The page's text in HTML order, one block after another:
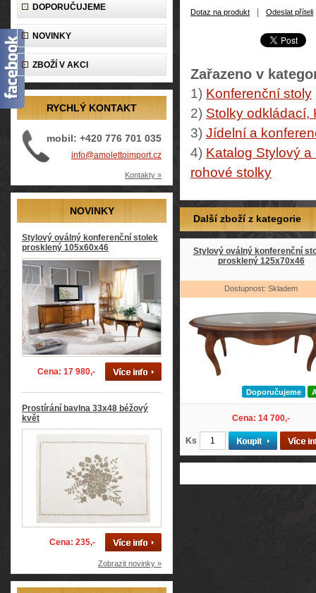
DOPORUČUJEME
NOVINKY
ZBOŽÍ V AKCI
RYCHLÝ KONTAKT
mobil: +420 776 701 035
info@amolettoimport.cz
Kontakty »
NOVINKY
Stylový oválný konferenční stolek
prosklený 105x60x46
Cena: 17 980,-
Prostírání bavlna 33x48 béžový
květ
Cena: 235,-
Zobrazit novinky »
Dotaz na produkt Odeslat příteli
Zařazeno v
1) Konferenční stoly
2) Stolky odkládací,
3) Jídelní a
4) Katalog Stylový
rohové stolky
Další zboží z kategorie
Stylový oválný konferenční
prosklený 125x70x46
Dostupnost: Skladem
Doporučujeme
Cena: 14 700,-
Ks